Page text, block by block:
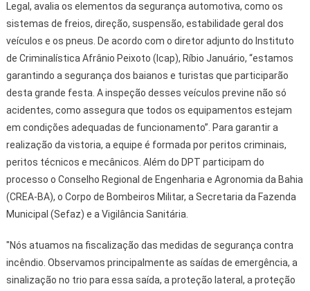
Legal, avalia os elementos da segurança automotiva, como os
sistemas de freios, direção, suspensão, estabilidade geral dos
veículos e os pneus. De acordo com o diretor adjunto do Instituto
de Criminalística Afrânio Peixoto (Icap), Ríbio Januário, “estamos
garantindo a segurança dos baianos e turistas que participarão
desta grande festa. A inspeção desses veículos previne não só
acidentes, como assegura que todos os equipamentos estejam
em condições adequadas de funcionamento”. Para garantir a
realização da vistoria, a equipe é formada por peritos criminais,
peritos técnicos e mecânicos. Além do DPT participam do
processo o Conselho Regional de Engenharia e Agronomia da Bahia
(CREA-BA), o Corpo de Bombeiros Militar, a Secretaria da Fazenda
Municipal (Sefaz) e a Vigilância Sanitária.
"Nós atuamos na fiscalização das medidas de segurança contra
incêndio. Observamos principalmente as saídas de emergência, a
sinalização no trio para essa saída, a proteção lateral, a proteção